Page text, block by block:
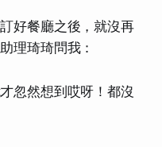
好餐廳之後，就沒再
理琦琦問我：
忽然想到哎呀！都沒